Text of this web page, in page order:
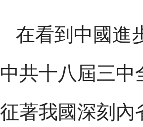
在看到中國進
中共十八屆三中
征著我國深刻內